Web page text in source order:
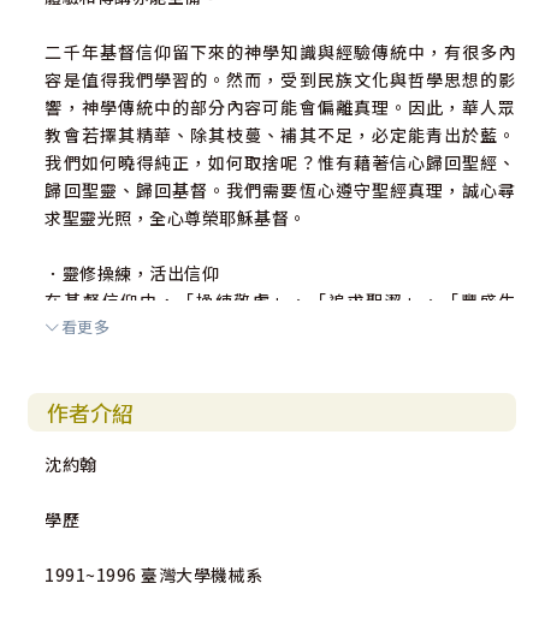
二千年基督信仰留下來的神學知識與經驗傳統中，有很多內
容是值得我們學習的。然而，受到民族文化與哲學思想的影
響，神學傳統中的部分內容可能會偏離真理。因此，華人眾
教會若擇其精華、除其枝蔓、補其不足，必定能青出於藍。
我們如何曉得純正，如何取捨呢？惟有藉著信心歸回聖經、
歸回聖靈、歸回基督。我們需要恆心遵守聖經真理，誠心尋
求聖靈光照，全心尊榮耶穌基督。
．靈修操練，活出信仰
在基督信仰中，「操練敬虔」、「追求聖潔」、「豐盛生
命」、「靈命成長」、「效法耶穌」、「活出榮耀」等，有
「活出耶穌的模樣」是基督徒一生努力的目標。我們的靈命
成長到什麼程度，要看個人的渴慕、努力以及領受的恩典。
穌的模樣；然而我們不要灰心喪志，要相信當我們順服神
看更多
作者介紹
沈約翰
學歷
1991~1996 臺灣大學機械系